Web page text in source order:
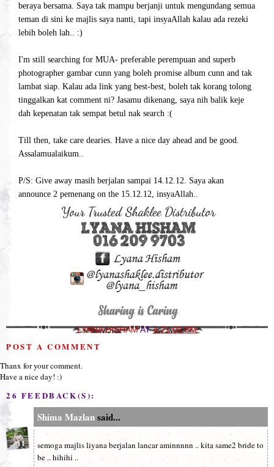
beraya bersama. Saya tak mampu berjanji untuk mengundang semua
teman di sini ke majlis saya nanti, tapi insyaAllah kalau ada rezeki
lebih boleh lah.. :)
I'm still searching for MUA- preferable perempuan and superb
photographer gambar cunn yang boleh promise album cunn and tak
lambat siap. Kalau ada link yang best-best, boleh tak korang tolong
tinggalkan kat comment ni? Jasamu dikenang, saya nih balik keje
dah kepenatan tak sempat betul nak search :(
Till then, take care dearies. Have a nice day ahead and be good.
Assalamualaikum..
P/S: Give away masih berjalan sampai 14.12.12. Saya akan
announce 2 pemenang on the 15.12.12, insyaAllah..
LYANA HISHAMAT4:21:00 PM
POST A COMMENT
Thanx for your comment.
Have a nice day! :)
26 FEEDBACK(S):
Shima Mazlansaid...
semoga majlis liyana berjalan lancar aminnnnn .. kita same2 bride to
be .. hihihi ..